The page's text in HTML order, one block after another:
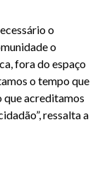
o
o
fora do espaço
o tempo que
que acreditamos
ressalta a